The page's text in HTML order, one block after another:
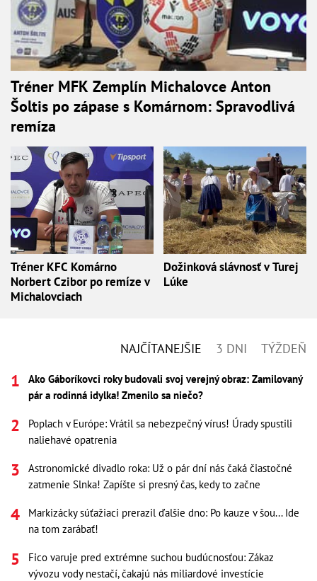
Tréner MFK Zemplín Michalovce Anton
Šoltis po zápase s Komárnom: Spravodlivá
remíza
Tréner KFC Komárno
Norbert Czibor po remíze v
Michalovciach
Dožinková slávnosť v Turej
Lúke
NAJČÍTANEJŠIE 3 DNI TÝŽDEŇ
Ako Gáboríkovci roky budovali svoj verejný obraz: Zamilovaný
pár a rodinná idylka! Zmenilo sa niečo?
Poplach v Európe: Vrátil sa nebezpečný vírus! Úrady spustili
naliehavé opatrenia
Astronomické divadlo roka: Už o pár dní nás čaká čiastočné
zatmenie Slnka! Zapíšte si presný čas, kedy to začne
Markizácky súťažiaci prerazil ďalšie dno: Po kauze v šou... Ide
na tom zarábať!
Fico varuje pred extrémne suchou budúcnosťou: Zákaz
vývozu vody nestačí, čakajú nás miliardové investície